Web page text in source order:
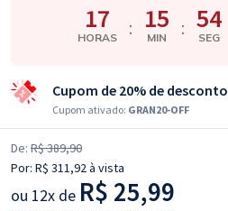
17
HORAS : 15
MIN : 54
SEG
Cupom de 20% de desconto
Cupom ativado: GRAN20-OFF
De: R$ 389,90
Por: R$ 311,92à vista
ou 12x de R$ 25,99